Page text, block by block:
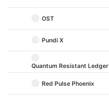
OST
Pundi X
Quantum Resistant Ledger
Red Pulse Phoenix